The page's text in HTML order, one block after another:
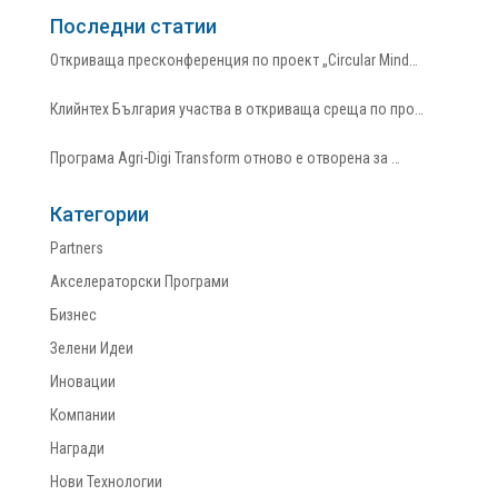
Последни статии
Откриваща пресконференция по проект „Circular Mind…
Клийнтех България участва в откриваща среща по про…
Програма Agri-Digi Transform отново е отворена за …
Категории
Partners
Акселераторски Програми
Бизнес
Зелени Идеи
Иновации
Компании
Награди
Нови Технологии